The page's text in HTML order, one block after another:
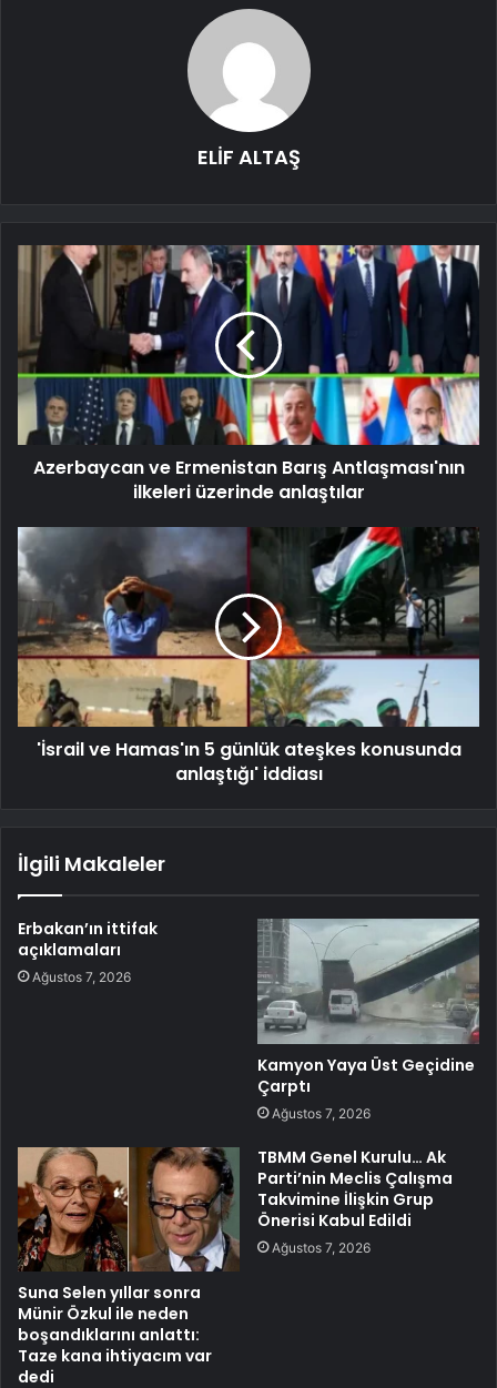
ELİF ALTAŞ
Azerbaycan ve Ermenistan Barış Antlaşması'nın
ilkeleri üzerinde anlaştılar
'İsrail ve Hamas'ın 5 günlük ateşkes konusunda
anlaştığı' iddiası
İlgili Makaleler
Erbakan’ın ittifak
açıklamaları
Ağustos 7, 2026
Kamyon Yaya Üst Geçidine
Çarptı
Ağustos 7, 2026
Suna Selen yıllar sonra
Münir Özkul ile neden
boşandıklarını anlattı:
Taze kana ihtiyacım var
dedi
TBMM Genel Kurulu… Ak
Parti’nin Meclis Çalışma
Takvimine İlişkin Grup
Önerisi Kabul Edildi
Ağustos 7, 2026